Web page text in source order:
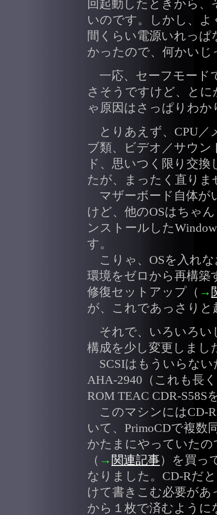
回起動したときから
いのです。しかし、
間くらい電源いれっ
かったので、何かい
一応、セーフモード
さそうですけど、とに
ゃ原因はさっぱりわか
とりあえず、CPU／
ブ類、ビデオ／サウン
ド、思いつく限り交
たが、まったく直りま
マザーボード自体が
けど、他のOSはちゃ
ンストールした
す。
こりゃ、OSを入れ
環境をゼロから再構
修復セットアップ（ →
が、これであっさりと
それで、いろいろい
構成を少し変更しまし
SCSIはもういらない
AHA-2940（これも長
ROM TEAC CDR-S58S
このマシンにはCD-
いて、PrimoCDで複数
かたまにやっていた
（ → 関連記事）を買っ
なりました。CD-Rだ
けて書きこむ必要が
から１枚で済むように